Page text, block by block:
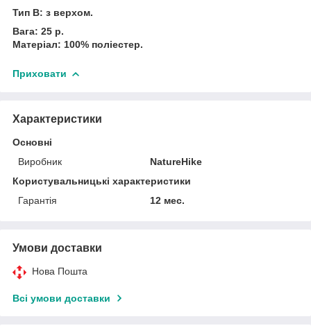
Тип B: з верхом.
Вага: 25 р.
Матеріал: 100% поліестер.
Приховати
Характеристики
Основні
Виробник
NatureHike
Користувальницькі характеристики
Гарантія
12 мес.
Умови доставки
Нова Пошта
Всі умови доставки